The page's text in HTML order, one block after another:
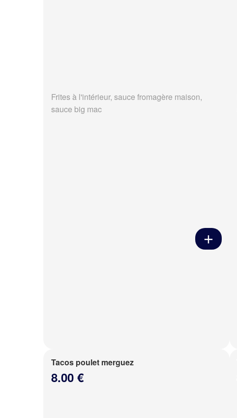
Frites à l'intérieur, sauce fromagère maison,
sauce big mac
Tacos poulet merguez
8.00 €